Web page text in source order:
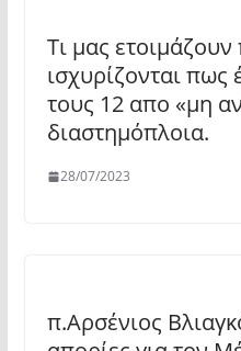
Τι μας
ισχυρίζονται πως
τους 12 απο «μη
διαστημόπλοια.
28/07/2023
π.Αρσένιος